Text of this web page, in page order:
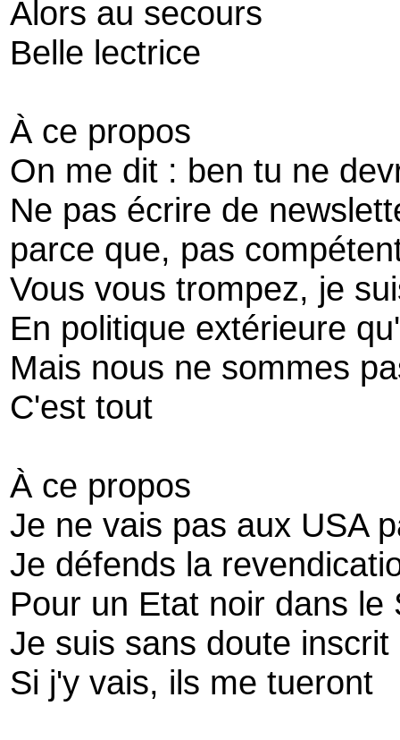
Alors au secours
Belle lectrice
À ce propos
On me dit : ben tu ne
Ne pas écrire de
parce que, pas
Vous vous trompez, je
En politique extérieure
Mais nous ne sommes
C'est tout
À ce propos
Je ne vais pas aux USA
Je défends la
Pour un Etat noir dans le
Je suis sans doute
Si j'y vais, ils me tueront